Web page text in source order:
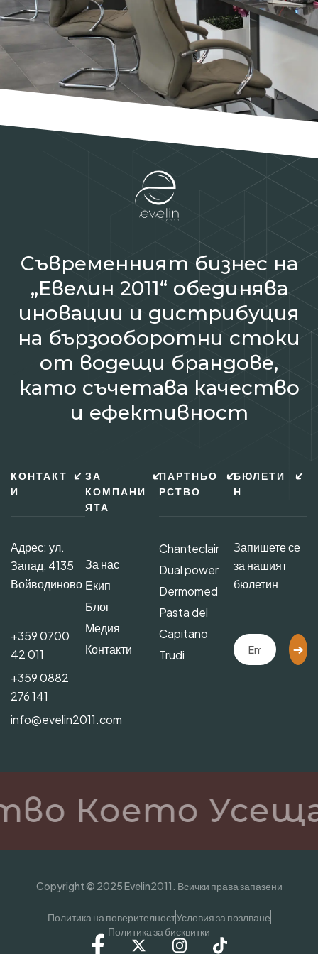
Съвременният бизнес на
„Евелин 2011“ обединява
иновации и дистрибуция
на бързооборотни стоки
от водещи брандове,
като съчетава качество
и ефективност
КОНТАКТ
И
Адрес: ул.
Запад, 4135
Войводиново
+359 0700
42 011
+359 0882
276 141
info@evelin2011.com
ЗА
КОМПАНИ
ЯТА
За нас
Екип
Блог
Медия
Контакти
ПАРТНЬО
РСТВО
Chanteclair
Dual power
Dermomed
Pasta del
Capitano
Trudi
БЮЛЕТИ
Н
Запишете се
за нашият
бюлетин
Което
Copyright © 2025 Evelin2011. Всички права запазени
Политика на поверителностУсловия за позлване
Политика за бисквитки